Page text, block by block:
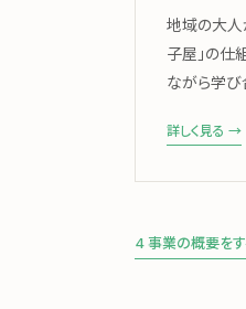
地域の大人
子屋」の仕
ながら学び
詳しく見る →
4 事業の概要を